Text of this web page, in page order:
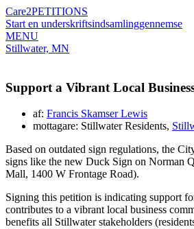
Care2PETITIONS
Start en underskriftsindsamlinggennemse
MENU
Stillwater, MN
Support a Vibrant Local
af: Francis Skamser Lewis
mottagare: Stillwater Residents,
Based on outdated sign regulations, the
signs like the new Duck Sign on Norman
Mall, 1400 W Frontage Road).
Signing this petition is indicating support
contributes to a vibrant local business
benefits all Stillwater stakeholders